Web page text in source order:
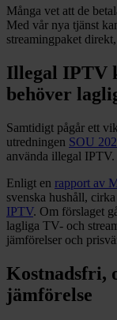
Många vet att de
Med vår nya tjänst
streamingpaket
Illegal IPTV
behöver
Samtidigt pågår ett
utredningen SOU
använda illegal IPTV.
Enligt en rapport av
svenska hushåll,
IPTV. Om förslaget
lagliga TV- och
jämförelser och
Kostnadsfri,
jämförelse